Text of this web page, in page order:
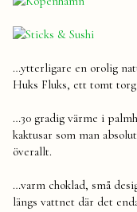
…ytterligare en orolig
Huks Fluks, ett tomt
…30 gradig värme i
kaktusar som man
överallt.
…varm choklad, små
längs vattnet där det